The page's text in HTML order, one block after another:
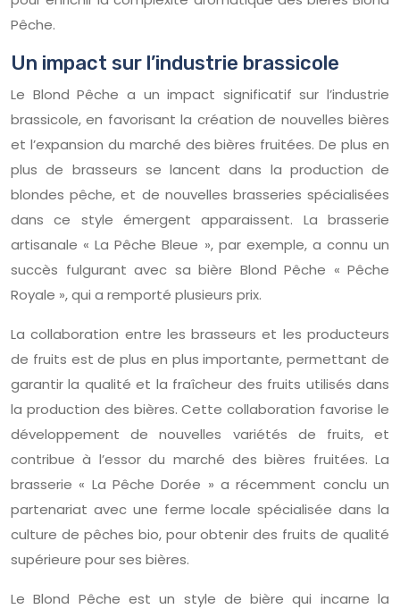
Pêche.
Un impact sur l’industrie brassicole
Le Blond Pêche a un impact significatif sur l’industrie
brassicole, en favorisant la création de nouvelles bières
et l’expansion du marché des bières fruitées. De plus en
plus de brasseurs se lancent dans la production de
blondes pêche, et de nouvelles brasseries spécialisées
dans ce style émergent apparaissent. La brasserie
artisanale « La Pêche Bleue », par exemple, a connu un
succès fulgurant avec sa bière Blond Pêche « Pêche
Royale », qui a remporté plusieurs prix.
La collaboration entre les brasseurs et les producteurs
de fruits est de plus en plus importante, permettant de
garantir la qualité et la fraîcheur des fruits utilisés dans
la production des bières. Cette collaboration favorise le
développement de nouvelles variétés de fruits, et
contribue à l’essor du marché des bières fruitées. La
brasserie « La Pêche Dorée » a récemment conclu un
partenariat avec une ferme locale spécialisée dans la
culture de pêches bio, pour obtenir des fruits de qualité
supérieure pour ses bières.
Le Blond Pêche est un style de bière qui incarne la